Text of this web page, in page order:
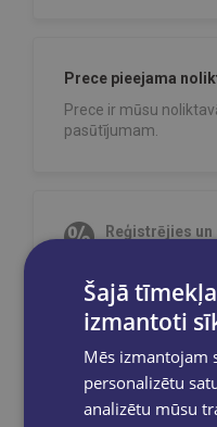
Prece pieejama
Prece ir mūsu
pasūtījumam.
Reģistrējies
Pasūtījumu
Apmaksātie
izsūtīti 2-5
Bezmaksas
pakomātiem
Bezmaksas
Šajā
izmantoti
Mēs izmantojam
personalizētu
analizētu mūsu